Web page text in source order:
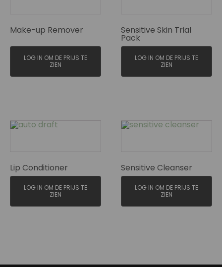
Make-up Remover
LOG IN OM DE PRIJS TE
ZIEN
Sensitive Skin Trial
Pack
LOG IN OM DE PRIJS TE
ZIEN
Lip Conditioner
LOG IN OM DE PRIJS TE
ZIEN
Sensitive Cleanser
LOG IN OM DE PRIJS TE
ZIEN